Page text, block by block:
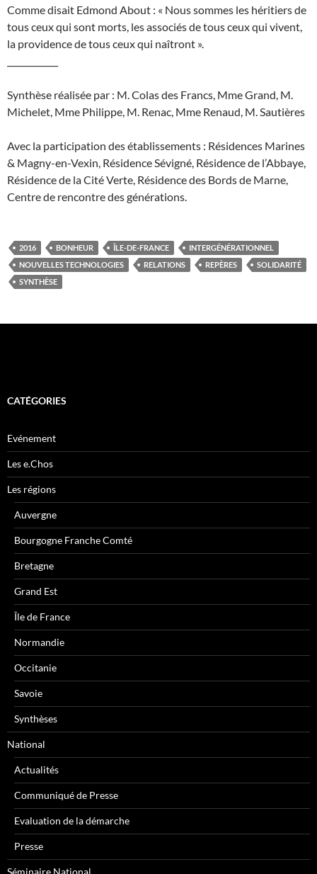
Comme disait Edmond About : « Nous sommes les héritiers de
tous ceux qui sont morts, les associés de tous ceux qui vivent,
la providence de tous ceux qui naîtront ».
Synthèse réalisée par : M. Colas des Francs, Mme Grand, M.
Michelet, Mme Philippe, M. Renac, Mme Renaud, M. Sautières
Avec la participation des établissements : Résidences Marines
& Magny-en-Vexin, Résidence Sévigné, Résidence de l’Abbaye,
Résidence de la Cité Verte, Résidence des Bords de Marne,
Centre de rencontre des générations.
2016 BONHEUR ÎLE-DE-FRANCE
INTERGÉNÉRATIONNEL
NOUVELLES TECHNOLOGIES
RELATIONS REPÈRES
SOLIDARITÉ
SYNTHÈSE
CATÉGORIES
Evénement
Les e.Chos
Les régions
Auvergne
Bourgogne Franche Comté
Bretagne
Grand Est
Île de France
Normandie
Occitanie
Savoie
Synthèses
National
Actualités
Communiqué de Presse
Evaluation de la démarche
Presse
Séminaire National